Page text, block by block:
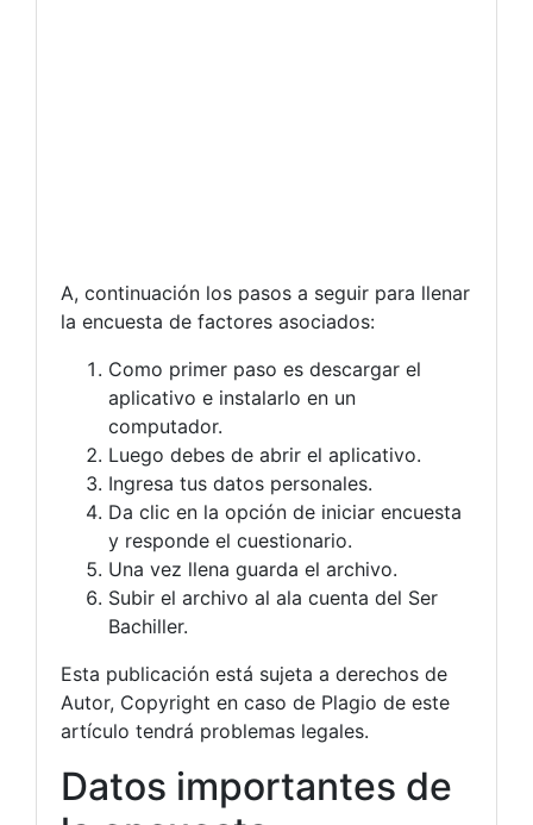
A, continuación los pasos a seguir para llenar
la encuesta de factores asociados:
Como primer paso es descargar el
aplicativo e instalarlo en un
computador.
Luego debes de abrir el aplicativo.
Ingresa tus datos personales.
Da clic en la opción de iniciar encuesta
y responde el cuestionario.
Una vez llena guarda el archivo.
Subir el archivo al ala cuenta del Ser
Bachiller.
Esta publicación está sujeta a derechos de
Autor, Copyright en caso de Plagio de este
artículo tendrá problemas legales.
Datos importantes de